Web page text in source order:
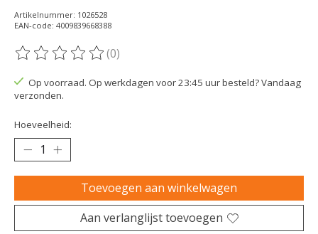
Artikelnummer: 1026528
EAN-code: 4009839668388
De beoordeling van dit product is
(0)
Op voorraad. Op werkdagen voor 23:45 uur besteld? Vandaag
verzonden.
Hoeveelheid:
Toevoegen aan winkelwagen
Aan verlanglijst toevoegen